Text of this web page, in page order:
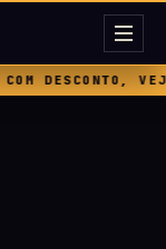
DESCONTO,